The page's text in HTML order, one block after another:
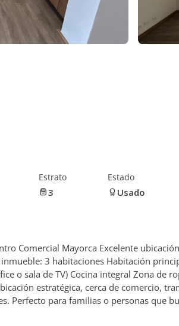
Estrato
3
Estado
Usado
Comercial Mayorca Excelente
3 habitaciones Habitación
o sala de TV) Cocina integral Zona de
estratégica, cerca de comercio,
Perfecto para familias o personas que